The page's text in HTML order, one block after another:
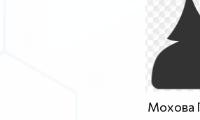
Мохова